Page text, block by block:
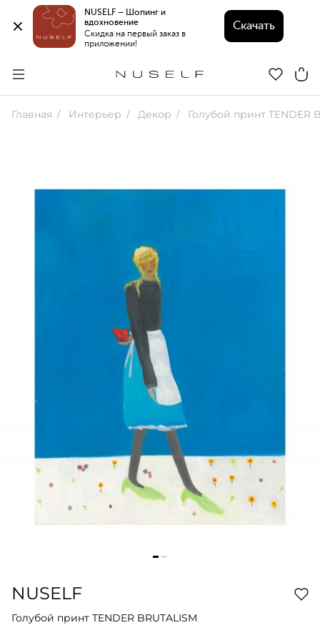
NUSELF – Шопинг и
вдохновение
Скидка на первый заказ в
приложении!
Скачать
Главная Интерьер Декор Голубой принт TENDER
NUSELF
Голубой принт TENDER BRUTALISM